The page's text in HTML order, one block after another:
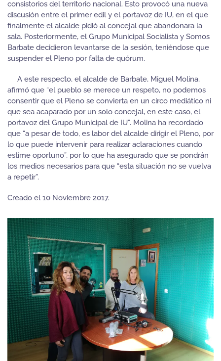
consistorios del territorio nacional. Esto provocó una nueva
discusión entre el primer edil y el portavoz de IU, en el que
finalmente el alcalde pidió al concejal que abandonara la
sala. Posteriormente, el Grupo Municipal Socialista y Somos
Barbate decidieron levantarse de la sesión, teniéndose que
suspender el Pleno por falta de quórum.
A este respecto, el alcalde de Barbate, Miguel Molina,
afirmó que “el pueblo se merece un respeto, no podemos
consentir que el Pleno se convierta en un circo mediático ni
que sea acaparado por un solo concejal, en este caso, el
portavoz del Grupo Municipal de IU”. Molina ha recordado
que “a pesar de todo, es labor del alcalde dirigir el Pleno, por
lo que puede intervenir para realizar aclaraciones cuando
estime oportuno”, por lo que ha asegurado que se pondrán
los medios necesarios para que “esta situación no se vuelva
a repetir”.
Creado el 10 Noviembre 2017.